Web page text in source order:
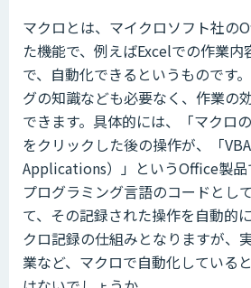
マクロとは、マイクロソフト社の
た機能で、例えばExcelでの作業内
で、自動化できるというものです
グの知識なども必要なく、作業の
できます。具体的には、「マクロ
をクリックした後の操作が、「
Applications）」というOffice製品
プログラミング言語のコードとし
て、その記録された操作を自動的
クロ記録の仕組みとなりますが、
業など、マクロで自動化している